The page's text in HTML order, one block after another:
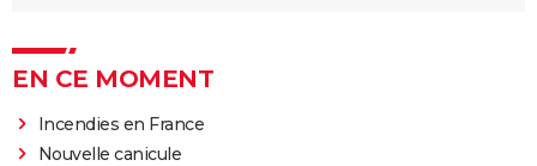
EN CE MOMENT
Incendies en France
Nouvelle canicule